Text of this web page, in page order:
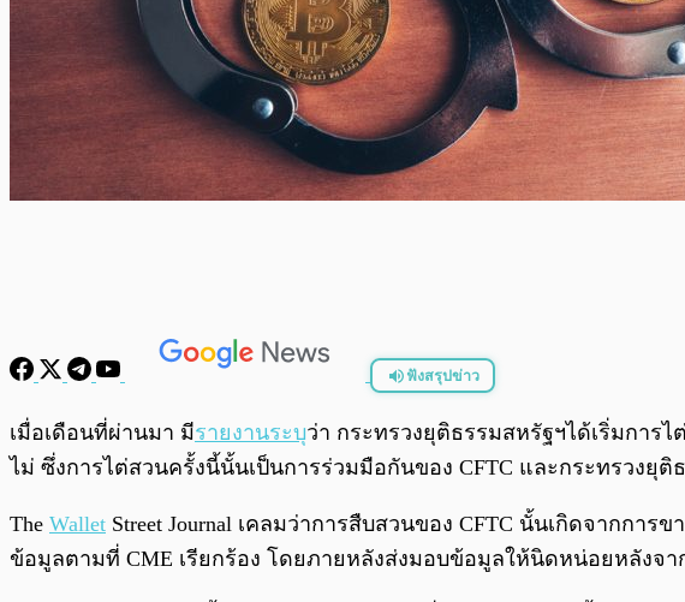
ฟังสรุปข่าว
พร้อมเล่น
เมื่อเดือนที่ผ่านมา มีรายงานระบุว่า กระทรวงยุติธรรมสหรัฐฯได้เริ่มการ
ไม่ ซึ่งการไต่สวนครั้งนี้นั้นเป็นการร่วมมือกันของ CFTC และกระทรวงยุติ
The Wallet Street Journal เคลมว่าการสืบสวนของ CFTC นั้นเกิดจากการ
ข้อมูลตามที่ CME เรียกร้อง โดยภายหลังส่งมอบข้อมูลให้นิดหน่อยหลังจา